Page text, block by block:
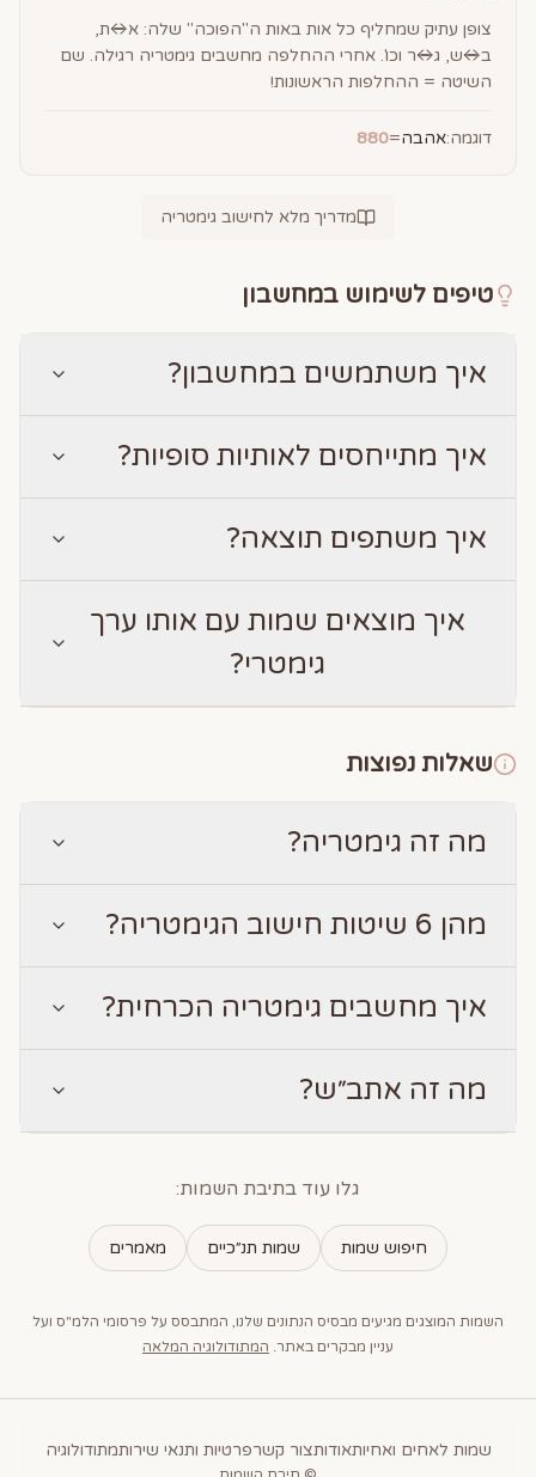
צופן עתיק שמחליף כל אות באות ה"הפוכה" שלה: א↔ת,
ב↔ש, ג↔ר וכו'. אחרי ההחלפה מחשבים גימטריה רגילה. שם
השיטה = ההחלפות הראשונות!
דוגמה:אהבה=
880
מדריך מלא לחישוב גימטריה
טיפים לשימוש במחשבון
איך משתמשים במחשבון?
איך מתייחסים לאותיות סופיות?
איך משתפים תוצאה?
איך מוצאים שמות עם אותו ערך
גימטרי?
שאלות נפוצות
מה זה גימטריה?
מהן 6 שיטות חישוב הגימטריה?
איך מחשבים גימטריה הכרחית?
מה זה אתב״ש?
גלו עוד בתיבת השמות:
חיפוש שמות שמות תנ״כיים מאמרים
השמות המוצגים מגיעים מבסיס הנתונים שלנו, המתבסס על פרסומי הלמ"ס ועל
עניין מבקרים באתר. המתודולוגיה המלאה
שמות לאחים ואחיותאודותצור קשרפרטיות ותנאי שירותמתודולוגיה